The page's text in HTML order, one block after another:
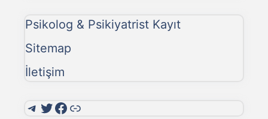
Psikolog & Psikiyatrist Kayıt
Sitemap
İletişim
Telegram
Twitter
Facebook
Link